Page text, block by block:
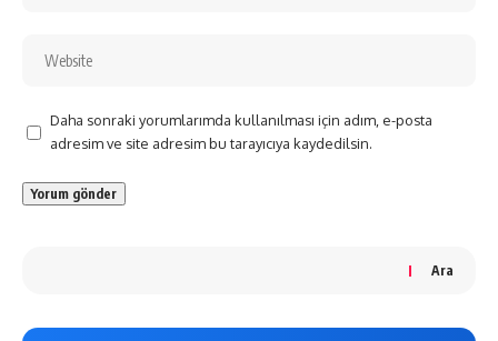
Daha sonraki yorumlarımda kullanılması için adım, e-posta
adresim ve site adresim bu tarayıcıya kaydedilsin.
Ara